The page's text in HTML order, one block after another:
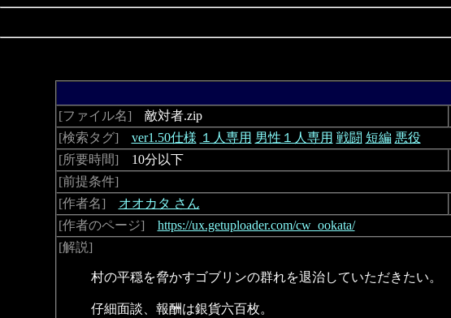
[ファイル名] 敵対者.zip
[検索タグ]
ver1.50仕様 １人専用 男性１人専用 戦闘 短編 悪役
[所要時間] 10分以下
[前提条件]
[作者名]
オオカタ さん
[作者のページ]
https://ux.getuploader.com/cw_ookata/
[解説]
村の平穏を脅かすゴブリンの群れを退治していただきたい。
仔細面談、報酬は銀貨六百枚。